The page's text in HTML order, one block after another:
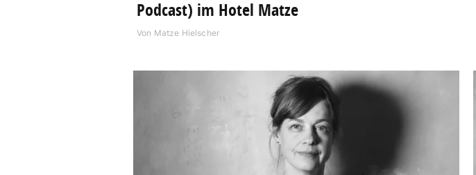
Podcast) im Hotel Matze
Von Matze Hielscher